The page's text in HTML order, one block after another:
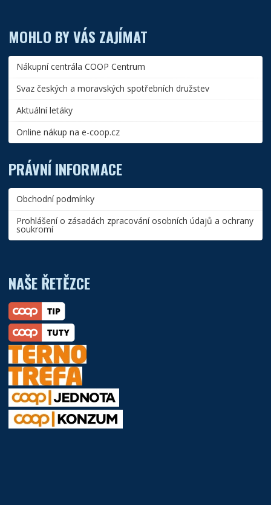
MOHLO BY VÁS ZAJÍMAT
Nákupní centrála COOP Centrum
Svaz českých a moravských spotřebních družstev
Aktuální letáky
Online nákup na e-coop.cz
PRÁVNÍ INFORMACE
Obchodní podmínky
Prohlášení o zásadách zpracování osobních údajů a ochrany
soukromí
NAŠE ŘETĚZCE